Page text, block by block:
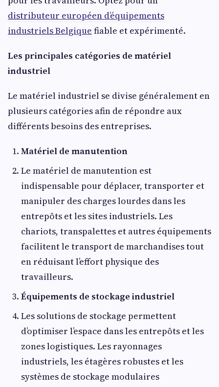
distributeur européen d’équipements
industriels Belgique fiable et expérimenté.
Les principales catégories de matériel
industriel
Le matériel industriel se divise généralement en
plusieurs catégories afin de répondre aux
différents besoins des entreprises.
Matériel de manutention
Le matériel de manutention est
indispensable pour déplacer, transporter et
manipuler des charges lourdes dans les
entrepôts et les sites industriels. Les
chariots, transpalettes et autres équipements
facilitent le transport de marchandises tout
en réduisant l’effort physique des
travailleurs.
Équipements de stockage industriel
Les solutions de stockage permettent
d’optimiser l’espace dans les entrepôts et les
zones logistiques. Les rayonnages
industriels, les étagères robustes et les
systèmes de stockage modulaires